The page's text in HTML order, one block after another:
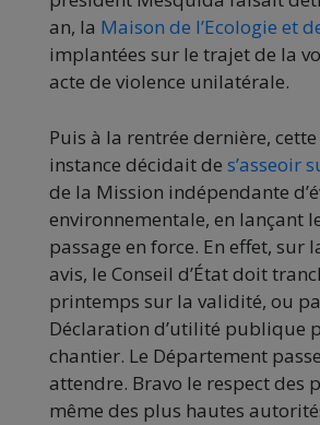
an, la Maison de l’Ecologie et
implantées sur le trajet de la
acte de violence unilatérale.
Puis à la rentrée dernière,
instance décidait de s’asseoir
de la Mission indépendante
environnementale, en lançant
passage en force. En effet, sur
avis, le Conseil d’État doit
printemps sur la validité, ou
Déclaration d’utilité publique
chantier. Le Département
attendre. Bravo le respect des
même des plus hautes